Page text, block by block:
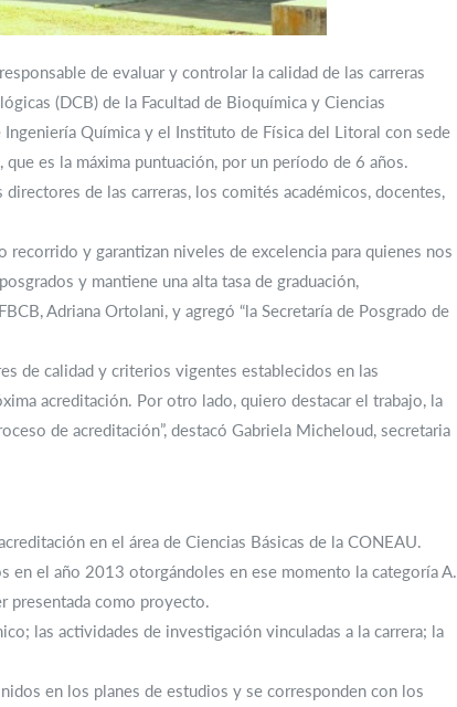
de evaluar y controlar la calidad de las carreras
(DCB) de la Facultad de Bioquímica y Ciencias
Química y el Instituto de Física del Litoral con sede
es la máxima puntuación, por un período de 6 años.
de las carreras, los comités académicos, docentes,
y garantizan niveles de excelencia para quienes nos
y mantiene una alta tasa de graduación,
Adriana Ortolani, y agregó “la Secretaría de Posgrado de
de calidad y criterios vigentes establecidos en las
acreditación. Por otro lado, quiero destacar el trabajo, la
de acreditación”, destacó Gabriela Micheloud, secretaria
en el área de Ciencias Básicas de la CONEAU.
en el año 2013 otorgándoles en ese momento la categoría A.
presentada como proyecto.
las actividades de investigación vinculadas a la carrera; la
en los planes de estudios y se corresponden con los